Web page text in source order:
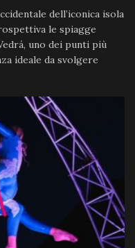
dell’iconica isola
le spiagge
uno dei punti più
ideale da svolgere